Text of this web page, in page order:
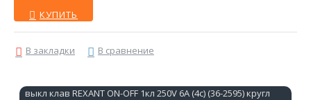
КУПИТЬ
В закладки В сравнение
выкл клав REXANT ON-OFF 1кл 250V 6А (4с) (36-2595) кругл